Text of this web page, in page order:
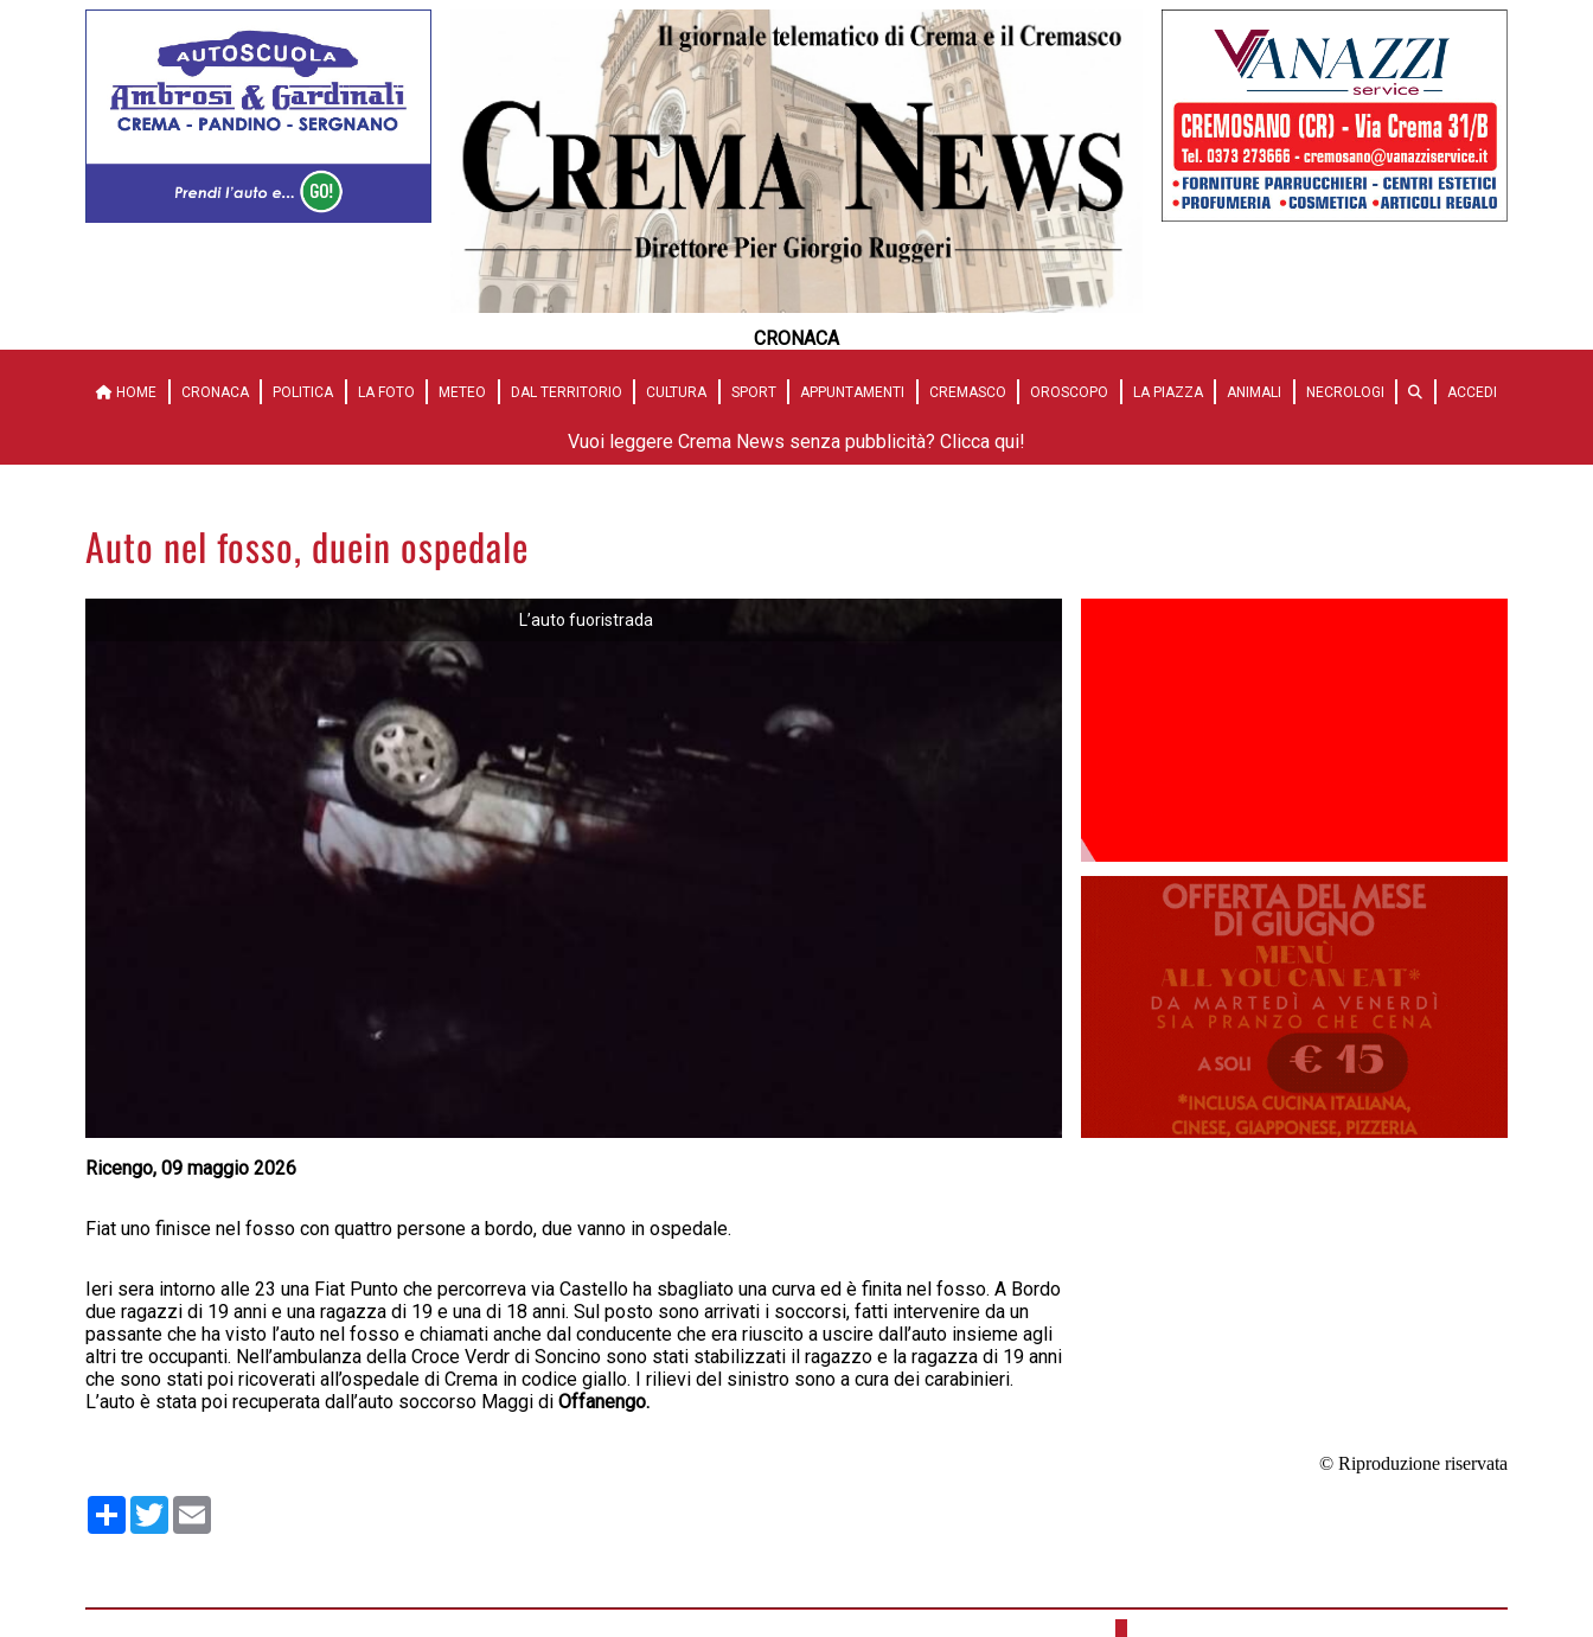
CRONACA
HOME CRONACA POLITICA LA FOTO METEO DAL TERRITORIO CULTURA SPORT APPUNTAMENTI CREMASCO OROSCOPO LA PIAZZA ANIMALI NECROLOGI ACCEDI
Vuoi leggere Crema News senza pubblicità? Clicca qui!
Auto nel fosso, duein ospedale
L’auto fuoristrada
Ricengo, 09 maggio 2026
Fiat uno finisce nel fosso con quattro persone a bordo, due vanno in ospedale.
Ieri sera intorno alle 23 una Fiat Punto che percorreva via Castello ha sbagliato una curva ed è finita nel fosso. A Bordo
due ragazzi di 19 anni e una ragazza di 19 e una di 18 anni. Sul posto sono arrivati i soccorsi, fatti intervenire da un
passante che ha visto l’auto nel fosso e chiamati anche dal conducente che era riuscito a uscire dall’auto insieme agli
altri tre occupanti. Nell’ambulanza della Croce Verdr di Soncino sono stati stabilizzati il ragazzo e la ragazza di 19 anni
che sono stati poi ricoverati all’ospedale di Crema in codice giallo. I rilievi del sinistro sono a cura dei carabinieri.
L’auto è stata poi recuperata dall’auto soccorso Maggi di Offanengo.
© Riproduzione riservata
Condividi
Twitter